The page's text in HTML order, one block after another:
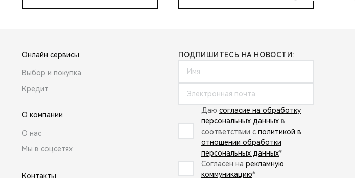
Онлайн сервисы
Выбор и покупка
Кредит
О компании
О нас
Мы в соцсетях
Контакты
ПОДПИШИТЕСЬ НА НОВОСТИ:
Даю согласие на обработку
персональных данных в
соответствии с политикой в
отношении обработки
персональных данных*
Согласен на рекламную
коммуникацию*